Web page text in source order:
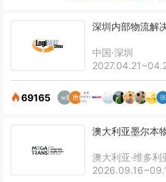
深圳内部物流解
中国·深圳
69165
澳大利亚墨尔本
澳大利亚·维多利